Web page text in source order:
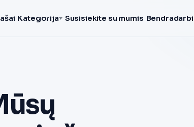
Kategorija Susisiekite su mumis